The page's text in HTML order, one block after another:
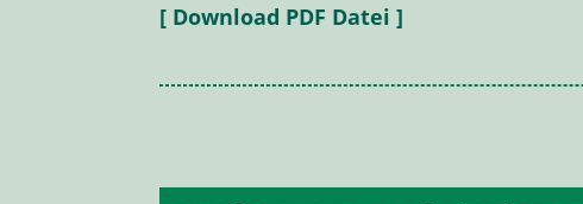
[ Download PDF Datei ]